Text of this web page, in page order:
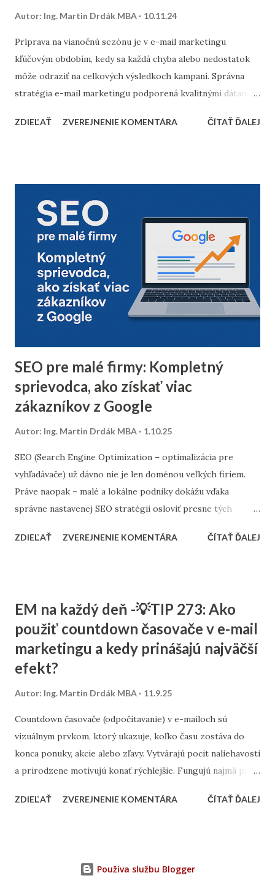
Autor: Ing. Martin Drdák MBA 10.11.24
Príprava na vianočnú sezónu je v e-mail marketingu
kľúčovým obdobím, kedy sa každá chyba alebo nedostatok
môže odraziť na celkových výsledkoch kampaní. Správna
stratégia e-mail marketingu podporená kvalitnými dátami a
priniesť nárast predajov aj vysokú spokojnosť zákazníkov.
Odfiltrovanie neaktívnych používateľov, starých alebo
neoverených e-mailov vám pomôže zvýšiť mieru
doručiteľnosti a znížiť riziko, že vaše e-maily skončia v
spam priečinku. Zamerajte sa najmä na tých príjemcov, ktorí
dlhodobo neotvárali e-maily – zvážte, či má zmysel ich
osloviť špeciálnou reaktivačnou kampaňou, alebo ich radšej
úplne odstrániť z databázy. 2. Segmentácia kontaktov podľa
minuloročnej v...
ZDIEĽAŤ ZVEREJNENIE KOMENTÁRA ČÍTAŤ ĎALEJ
SEO pre malé firmy: Kompletný
sprievodca, ako získať viac
zákazníkov z Google
Autor: Ing. Martin Drdák MBA 1.10.25
SEO (Search Engine Optimization – optimalizácia pre
vyhľadávače) už dávno nie je len doménou veľkých firiem.
Práve naopak – malé a lokálne podniky dokážu vďaka
správne nastavenej SEO stratégii osloviť presne tých
ako nastaviť SEO tak, aby fungovalo aj pri menšom
osloviť zákazníkov z celého Slovenska alebo len z vášho
mesta? Výskum kľúčových slov – zistite, čo ľudia hľadajú.
Namiesto všeobecných výrazov typu „kaviareň“ skúste
„kaviareň Bratislava Staré Mesto“ alebo „zdravé obedy
firmy vo vašom segmente. ➡️ Viac sa tejto téme venujeme v
článku: „Ako nájsť správne kľúčové slová pre malé firmy“ 2.
On-page SEO (čo viete spraviť priamo na webe) Tu ide o
úpravu obsahu a technických prvko...
ZDIEĽAŤ ZVEREJNENIE KOMENTÁRA ČÍTAŤ ĎALEJ
EM na každý deň -💡TIP 273: Ako
použiť countdown časovače v e-mail
marketingu a kedy prinášajú najväčší
efekt?
Autor: Ing. Martin Drdák MBA 11.9.25
Countdown časovače (odpočítavanie) v e-mailoch sú
vizuálnym prvkom, ktorý ukazuje, koľko času zostáva do
konca ponuky, akcie alebo zľavy. Vytvárajú pocit naliehavosti
a prirodzene motivujú konať rýchlejšie. Fungujú najmä pri
doručení do Vianoc alebo posledných hodinách platnosti
to-action), teda pri tlačidle na nákup alebo registráciu.
ZDIEĽAŤ ZVEREJNENIE KOMENTÁRA ČÍTAŤ ĎALEJ
Používa službu Blogger